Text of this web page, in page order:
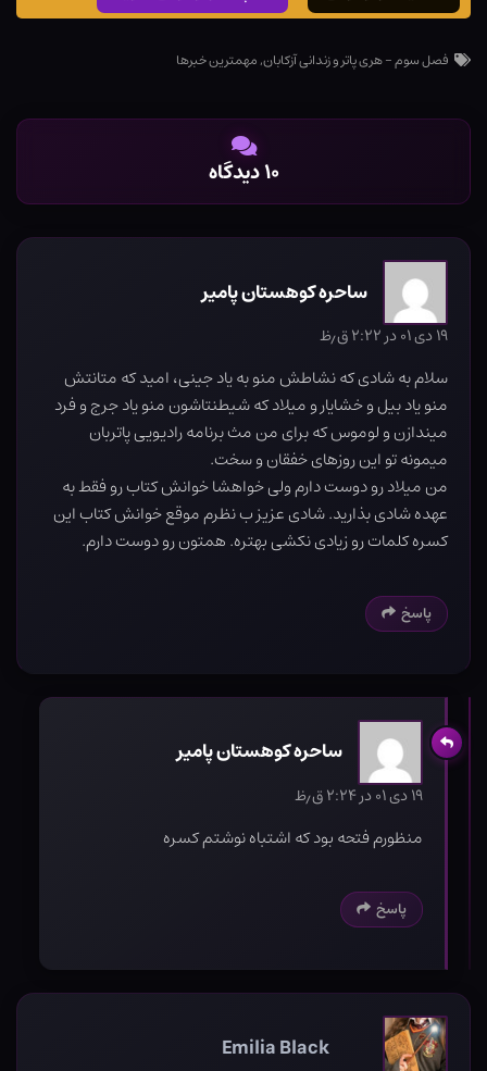
فصل سوم - هری پاتر و زندانی آزکابان,مهمترین خبرها
۱۰ دیدگاه
ساحره کوهستان پامیر
۱۹ دی ۰۱ در ۲:۲۲ ق٫ظ
سلام به شادی که نشاطش منو به یاد جینی، امید که متانتش
منو یاد بیل و خشایار و میلاد که شیطنتاشون منو یاد جرج و فرد
میندازن و لوموس که برای من مث برنامه رادیویی پاتربان
میمونه تو این روزهای خفقان و سخت.
من میلاد رو دوست دارم ولی خواهشا خوانش کتاب رو فقط به
عهده شادی بذارید. شادی عزیز ب نظرم موقع خوانش کتاب این
کسره کلمات رو زیادی نکشی بهتره. همتون رو دوست دارم.
پاسخ
ساحره کوهستان پامیر
۱۹ دی ۰۱ در ۲:۲۴ ق٫ظ
منظورم فتحه بود که اشتباه نوشتم کسره
پاسخ
Emilia Black